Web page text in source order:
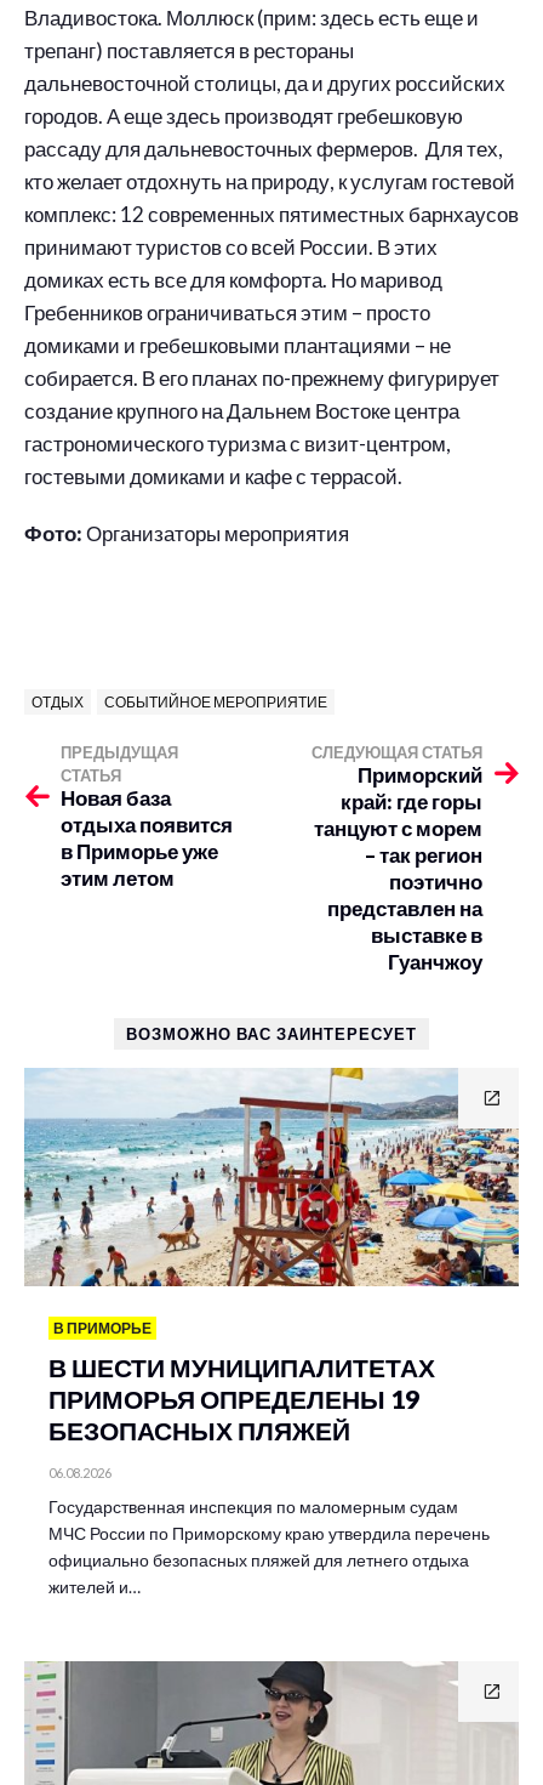
Владивостока. Моллюск (прим: здесь есть еще и
трепанг) поставляется в рестораны
дальневосточной столицы, да и других российских
городов. А еще здесь производят гребешковую
рассаду для дальневосточных фермеров. Для тех,
кто желает отдохнуть на природу, к услугам гостевой
комплекс: 12 современных пятиместных барнхаусов
принимают туристов со всей России. В этих
домиках есть все для комфорта. Но маривод
Гребенников ограничиваться этим – просто
домиками и гребешковыми плантациями – не
собирается. В его планах по-прежнему фигурирует
создание крупного на Дальнем Востоке центра
гастрономического туризма с визит-центром,
гостевыми домиками и кафе с террасой.
Фото:Организаторы мероприятия
ОТДЫХ СОБЫТИЙНОЕ МЕРОПРИЯТИЕ
ПРЕДЫДУЩАЯ
СТАТЬЯ
Новая база
отдыха появится
в Приморье уже
этим летом
СЛЕДУЮЩАЯ СТАТЬЯ
Приморский
край: где горы
танцуют с морем
– так регион
поэтично
представлен на
выставке в
Гуанчжоу
ВОЗМОЖНО ВАС ЗАИНТЕРЕСУЕТ
В ПРИМОРЬЕ
В ШЕСТИ МУНИЦИПАЛИТЕТАХ
ПРИМОРЬЯ ОПРЕДЕЛЕНЫ 19
БЕЗОПАСНЫХ ПЛЯЖЕЙ
06.08.2026
Государственная инспекция по маломерным судам
МЧС России по Приморскому краю утвердила перечень
официально безопасных пляжей для летнего отдыха
жителей и…